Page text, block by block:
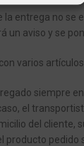
la entrega no se
un aviso y se
varios
siempre
el
del cliente,
producto pedido